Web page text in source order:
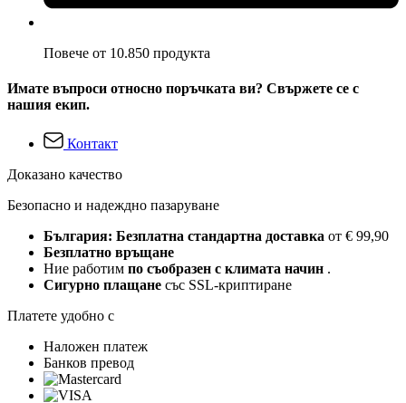
Повече от 10.850 продукта
Имате въпроси относно поръчката ви? Свържете се с
нашия екип.
Контакт
Доказано качество
Безопасно и надеждно пазаруване
България: Безплатна стандартна доставка от € 99,90
Безплатно връщане
Ние работим по съобразен с климата начин .
Сигурно плащане със SSL-криптиране
Платете удобно с
Наложен платеж
Банков превод